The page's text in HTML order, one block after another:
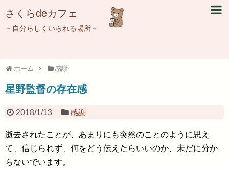
さくらdeカフェ
－自分らしくいられる場所－
ホーム 感謝
星野監督の存在感
2018/1/13 感謝
逝去されたことが、あまりにも突然のことのように思え
て、信じられず、何をどう伝えたらいいのか、未だに分か
らないでいます。